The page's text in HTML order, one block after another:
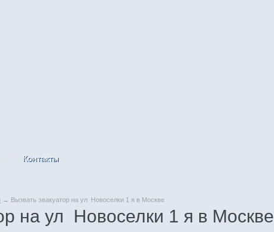
Контакты
→ Вызвать эвакуатор на ул Новоселки 1 я в Москве
на ул Новоселки 1 я в Москве